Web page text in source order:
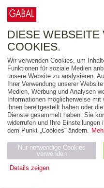
FREITEXT
AUSGABEART
AUS DER REIHE
ZUM THEMA
Neuerscheinung
PREIS
DIESE
COOKIES.
Wir verwenden Cookies, um
Funktionen für soziale Medien
unsere Website zu analysieren.
Ihrer Verwendung unserer
Medien, Werbung und Analysen
Informationen möglicherweise
ihnen bereitgestellt haben oder
Dienste gesammelt haben. Sie
widerrufen und Ihre Einstellungen
dem Punkt „Cookies“ ändern.
Nur notwendige Cookies
verwenden
Details zeigen